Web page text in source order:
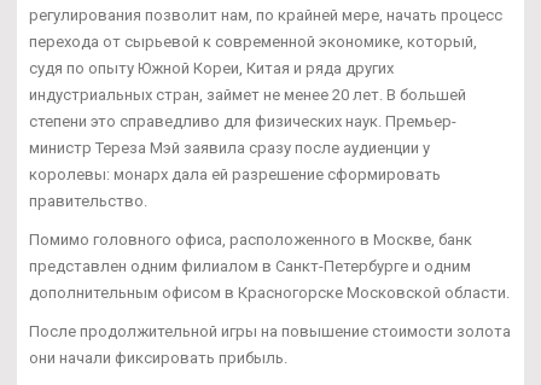
регулирования позволит нам, по крайней мере, начать процесс
перехода от сырьевой к современной экономике, который,
судя по опыту Южной Кореи, Китая и ряда других
индустриальных стран, займет не менее 20 лет. В большей
степени это справедливо для физических наук. Премьер-
министр Тереза Мэй заявила сразу после аудиенции у
королевы: монарх дала ей разрешение сформировать
правительство.
Помимо головного офиса, расположенного в Москве, банк
представлен одним филиалом в Санкт-Петербурге и одним
дополнительным офисом в Красногорске Московской области.
После продолжительной игры на повышение стоимости золота
они начали фиксировать прибыль.